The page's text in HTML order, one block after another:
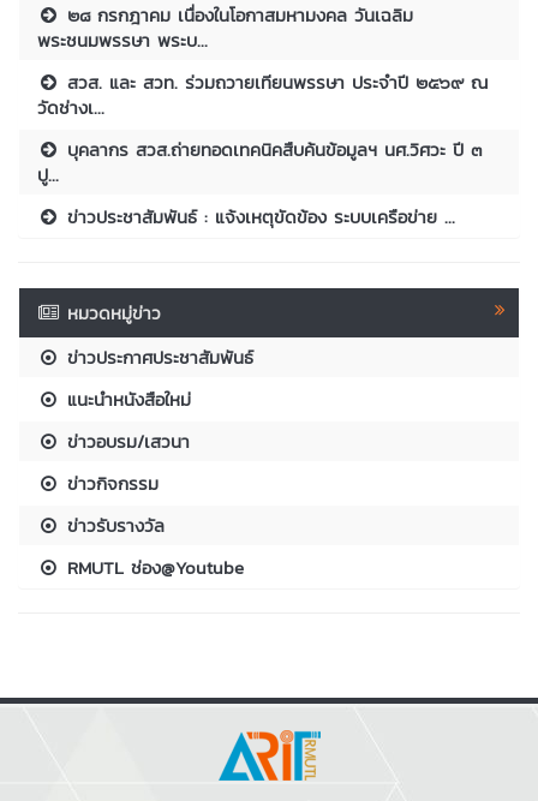
๒๘ กรกฎาคม เนื่องในโอกาสมหามงคล วันเฉลิม
พระชนมพรรษา พระบ...
สวส. และ สวท. ร่วมถวายเทียนพรรษา ประจำปี ๒๕๖๙ ณ
วัดช่างเ...
บุคลากร สวส.ถ่ายทอดเทคนิคสืบค้นข้อมูลฯ นศ.วิศวะ ปี ๓
ปู...
ข่าวประชาสัมพันธ์ : แจ้งเหตุขัดข้อง ระบบเครือข่าย ...
หมวดหมู่ข่าว
ข่าวประกาศประชาสัมพันธ์
แนะนำหนังสือใหม่
ข่าวอบรม/เสวนา
ข่าวกิจกรรม
ข่าวรับรางวัล
RMUTL ช่อง@Youtube